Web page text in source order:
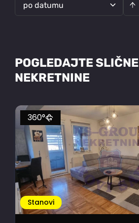
po datumu
POGLEDAJTE SLIČNE
NEKRETNINE
Stanovi
360°